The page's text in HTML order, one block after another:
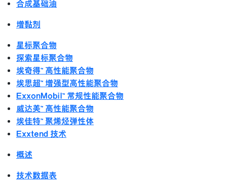
合成基础油
增黏剂
星标聚合物
探索星标聚合物
埃奇得™ 高性能聚合物
埃思超™ 增强型高性能聚合物
ExxonMobil™ 常规性能聚合物
威达美™ 高性能聚合物
埃佳特™ 聚烯烃弹性体
Exxtend 技术
概述
技术数据表